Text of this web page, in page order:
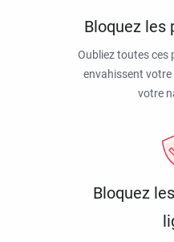
Bloquez les
Oubliez toutes ces
envahissent
votre
Bloquez